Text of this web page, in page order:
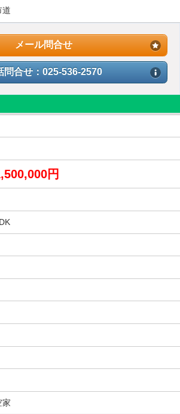
道
メール問合せ
問合せ：025-536-2570
円
家